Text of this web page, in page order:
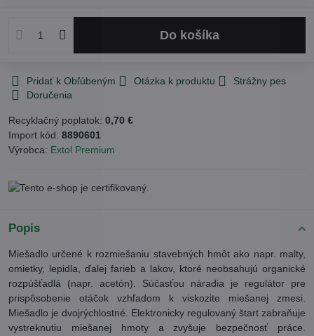
Do košíka
Pridať k Obľúbeným Otázka k produktu
Strážny pes
Doručenia
Recyklačný poplatok: 0,70 €
Import kód: 8890601
Výrobca: Extol Premium
Popis
Miešadlo určené k rozmiešaniu stavebných hmôt ako napr. malty,
omietky, lepidla, ďalej farieb a lakov, ktoré neobsahujú organické
rozpúšťadlá (napr. acetón). Súčasťou náradia je regulátor pre
prispôsobenie otáčok vzhľadom k viskozite miešanej zmesi.
Miešadlo je dvojrýchlostné. Elektronicky regulovaný štart zabraňuje
vystreknutiu miešanej hmoty a zvyšuje bezpečnosť práce.